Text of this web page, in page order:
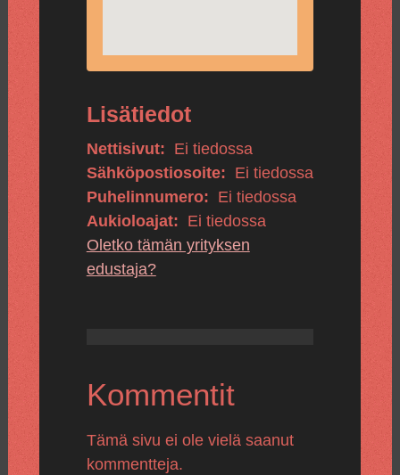
Lisätiedot
Nettisivut: Ei tiedossa
Sähköpostiosoite: Ei tiedossa
Puhelinnumero: Ei tiedossa
Aukioloajat: Ei tiedossa
Oletko tämän yrityksen
edustaja?
Kommentit
Tämä sivu ei ole vielä saanut
kommentteja.